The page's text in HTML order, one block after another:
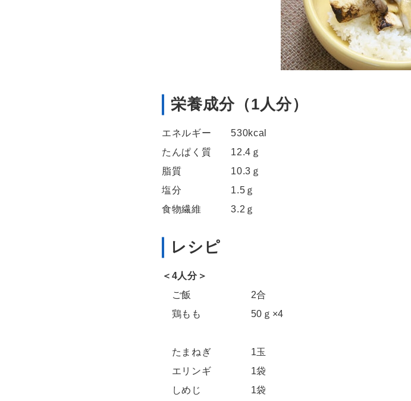
栄養成分（1人分）
エネルギー 530kcal
たんぱく質 12.4ｇ
脂質 10.3ｇ
塩分 1.5ｇ
食物繊維 3.2ｇ
レシピ
＜4人分＞
ご飯 2合
鶏もも 50ｇ×4
たまねぎ 1玉
エリンギ 1袋
しめじ 1袋